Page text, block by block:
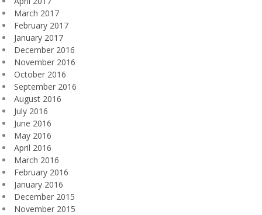
March 2017
February 2017
January 2017
December 2016
November 2016
October 2016
September 2016
August 2016
July 2016
June 2016
May 2016
April 2016
March 2016
February 2016
January 2016
December 2015
November 2015